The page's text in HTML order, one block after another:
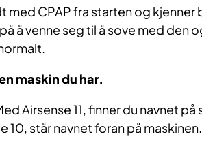
med CPAP fra starten og
å venne seg til å sove med den
maskin du har.
Airsense 11, finner du navnet
10, står navnet foran på maskinen.